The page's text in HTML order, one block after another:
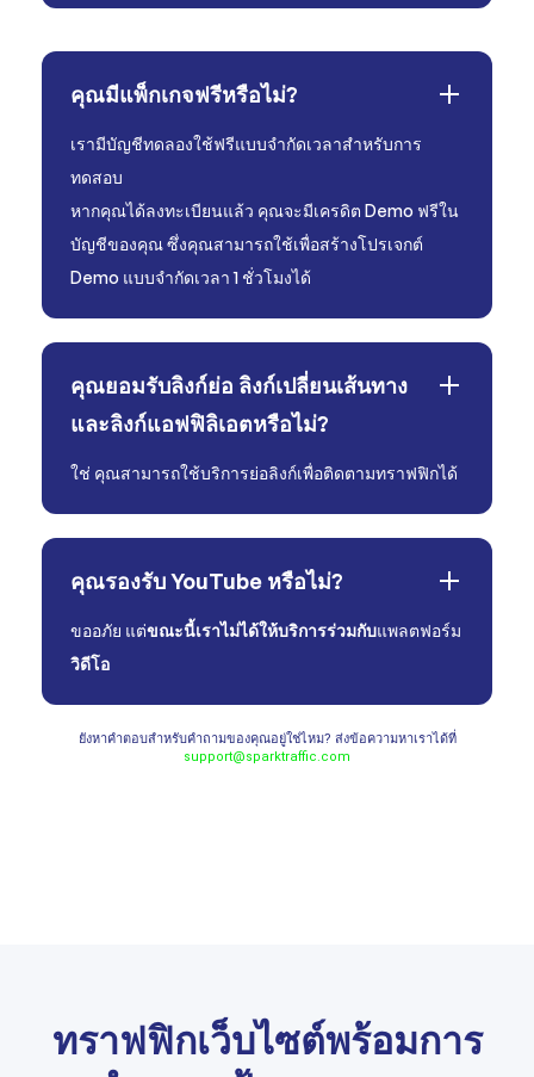
คุณมีแพ็กเกจฟรีหรือไม่?
เรามีบัญชีทดลองใช้ฟรีแบบจำกัดเวลาสำหรับการ
ทดสอบ
หากคุณได้ลงทะเบียนแล้ว คุณจะมีเครดิต Demo ฟรีใน
บัญชีของคุณ ซึ่งคุณสามารถใช้เพื่อสร้างโปรเจกต์
Demo แบบจำกัดเวลา 1 ชั่วโมงได้
คุณยอมรับลิงก์ย่อ ลิงก์เปลี่ยนเส้นทาง
และลิงก์แอฟฟิลิเอตหรือไม่?
ใช่ คุณสามารถใช้บริการย่อลิงก์เพื่อติดตามทราฟฟิกได้
คุณรองรับ YouTube หรือไม่?
ขออภัย แต่ขณะนี้เราไม่ได้ให้บริการร่วมกับแพลตฟอร์ม
วิดีโอ
ยังหาคำตอบสำหรับคำถามของคุณอยู่ใช่ไหม? ส่งข้อความหาเราได้ที่
support@sparktraffic.com
ทราฟฟิกเว็บไซต์พร้อมการ